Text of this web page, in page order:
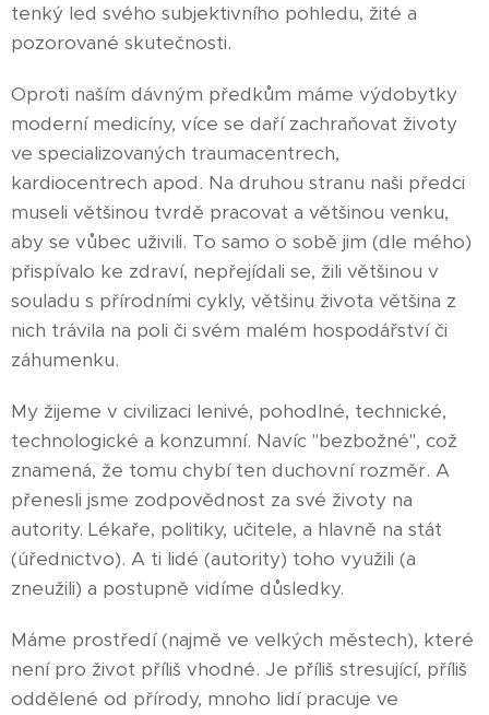
tenký led svého subjektivního pohledu, žité a
pozorované skutečnosti.
Oproti naším dávným předkům máme výdobytky
moderní medicíny, více se daří zachraňovat životy
ve specializovaných traumacentrech,
kardiocentrech apod. Na druhou stranu naši předci
museli většinou tvrdě pracovat a většinou venku,
aby se vůbec uživili. To samo o sobě jim (dle mého)
přispívalo ke zdraví, nepřejídali se, žili většinou v
souladu s přírodními cykly, většinu života většina z
nich trávila na poli či svém malém hospodářství či
záhumenku.
My žijeme v civilizaci lenivé, pohodlné, technické,
technologické a konzumní. Navíc "bezbožné", což
znamená, že tomu chybí ten duchovní rozměr. A
přenesli jsme zodpovědnost za své životy na
autority. Lékaře, politiky, učitele, a hlavně na stát
(úřednictvo). A ti lidé (autority) toho využili (a
zneužili) a postupně vidíme důsledky.
Máme prostředí (najmě ve velkých městech), které
není pro život příliš vhodné. Je příliš stresující, příliš
oddělené od přírody, mnoho lidí pracuje ve